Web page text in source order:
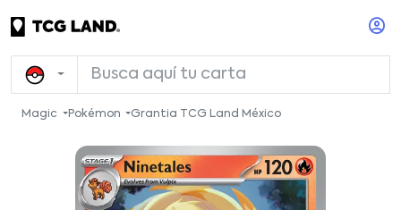
Magic Pokémon Grantia TCG Land México